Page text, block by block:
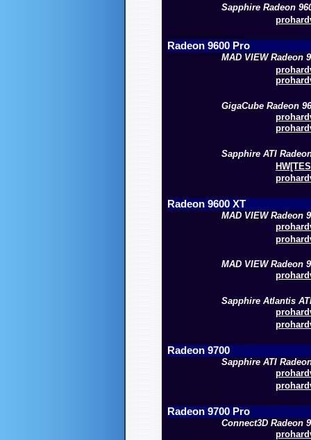
Sapphire Radeon
Radeon 9600 Pro
MAD VIEW Radeon
GigaCube Radeon
Sapphire ATI
Radeon 9600 XT
MAD VIEW Radeon
MAD VIEW Radeon
Sapphire Atlantis
Radeon 9700
Sapphire ATI
Radeon 9700 Pro
Connect3D Radeon